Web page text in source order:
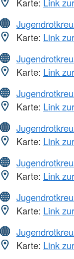
Karte: Link
Karte: Link
Karte: Link
Karte: Link
Karte: Link
Karte: Link
Karte: Link